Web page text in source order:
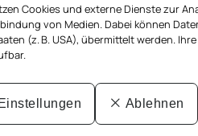
HR
Cookies und externe Dienste zur
von Medien. Dabei können
(z. B. USA), übermittelt werden.
Ablehnen